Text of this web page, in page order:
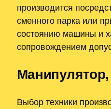
производится
сменного парка или
состоянию машины и
сопровождением
Выбор техники